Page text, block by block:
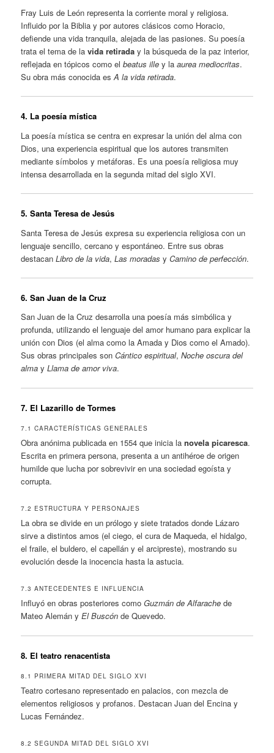
Fray Luis de León representa la corriente moral y religiosa.
Influido por la Biblia y por autores clásicos como Horacio,
defiende una vida tranquila, alejada de las pasiones. Su poesía
trata el tema de lavida retirada y la búsqueda de la paz interior,
reflejada en tópicos como elbeatus ille y laaurea mediocritas.
Su obra más conocida esA la vida retirada.
4. La poesía mística
La poesía mística se centra en expresar la unión del alma con
Dios, una experiencia espiritual que los autores transmiten
mediante símbolos y metáforas. Es una poesía religiosa muy
intensa desarrollada en la segunda mitad del siglo XVI.
5. Santa Teresa de Jesús
Santa Teresa de Jesús expresa su experiencia religiosa con un
lenguaje sencillo, cercano y espontáneo. Entre sus obras
destacanLibro de la vida,Las moradas yCamino de perfección.
6. San Juan de la Cruz
San Juan de la Cruz desarrolla una poesía más simbólica y
profunda, utilizando el lenguaje del amor humano para explicar la
unión con Dios (el alma como la Amada y Dios como el Amado).
Sus obras principales sonCántico espiritual,Noche oscura del
alma yLlama de amor viva.
7. El Lazarillo de Tormes
7.1 CARACTERÍSTICAS GENERALES
Obra anónima publicada en 1554 que inicia lanovela picaresca.
Escrita en primera persona, presenta a un antihéroe de origen
humilde que lucha por sobrevivir en una sociedad egoísta y
corrupta.
7.2 ESTRUCTURA Y PERSONAJES
La obra se divide en un prólogo y siete tratados donde Lázaro
sirve a distintos amos (el ciego, el cura de Maqueda, el hidalgo,
el fraile, el buldero, el capellán y el arcipreste), mostrando su
evolución desde la inocencia hasta la astucia.
7.3 ANTECEDENTES E INFLUENCIA
Influyó en obras posteriores comoGuzmán de Alfarache de
Mateo Alemán yEl Buscón de Quevedo.
8. El teatro renacentista
8.1 PRIMERA MITAD DEL SIGLO XVI
Teatro cortesano representado en palacios, con mezcla de
elementos religiosos y profanos. Destacan Juan del Encina y
Lucas Fernández.
8.2 SEGUNDA MITAD DEL SIGLO XVI